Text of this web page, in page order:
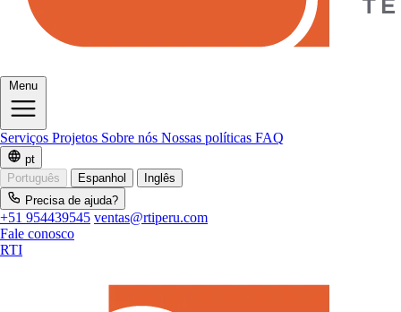
Menu
Serviços Projetos Sobre nós Nossas políticas FAQ
pt
Português
Espanhol
Inglês
Precisa de ajuda?
+51 954439545 ventas@rtiperu.com
Fale conosco
RTI